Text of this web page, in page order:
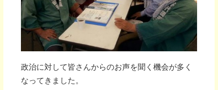
政治に対して皆さんからのお声を聞く機会が多く
なってきました。